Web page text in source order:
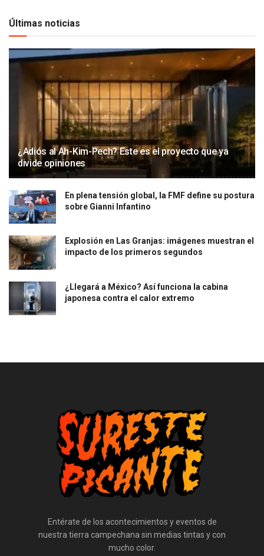
Últimas noticias
¿Adiós al Ah-Kim-Pech? Este es el proyecto que ya
divide opiniones
En plena tensión global, la FMF define su postura
sobre Gianni Infantino
Explosión en Las Granjas: imágenes muestran el
impacto de los primeros segundos
¿Llegará a México? Así funciona la cabina
japonesa contra el calor extremo
Entérate de los acontecimientos y eventos de
nuestra tierra campechana sin medias tintas y con
mucho color.